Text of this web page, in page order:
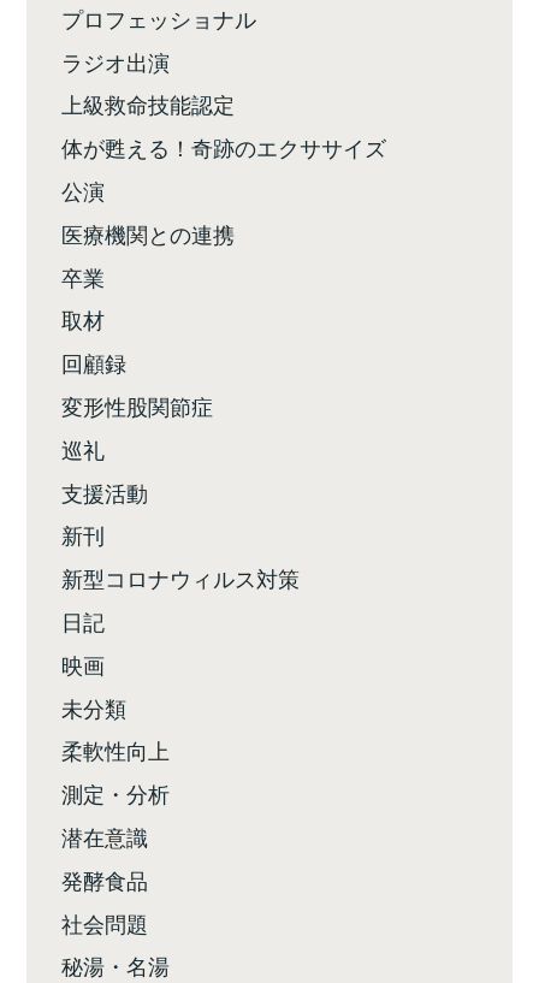
プロフェッショナル
ラジオ出演
上級救命技能認定
体が甦える！奇跡のエクササイズ
公演
医療機関との連携
卒業
取材
回顧録
変形性股関節症
巡礼
支援活動
新刊
新型コロナウィルス対策
日記
映画
未分類
柔軟性向上
測定・分析
潜在意識
発酵食品
社会問題
秘湯・名湯